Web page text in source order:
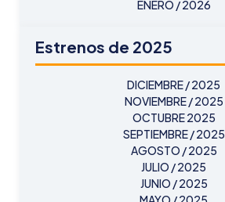
ENERO / 2026
Estrenos de 2025
DICIEMBRE / 2025
NOVIEMBRE / 2025
OCTUBRE 2025
SEPTIEMBRE / 2025
AGOSTO / 2025
JULIO / 2025
JUNIO / 2025